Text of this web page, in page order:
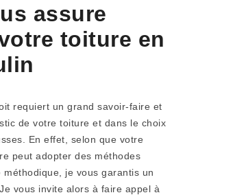
assure
toiture en
requiert un grand savoir-faire et
de votre toiture et dans le choix
En effet, selon que votre
peut adopter des méthodes
méthodique, je vous garantis un
vous invite alors à faire appel à